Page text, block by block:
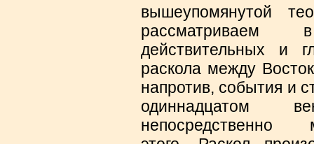
вышеупомянутой
рассматриваем
действительных и
раскола между
напротив, события и
одиннадцатом